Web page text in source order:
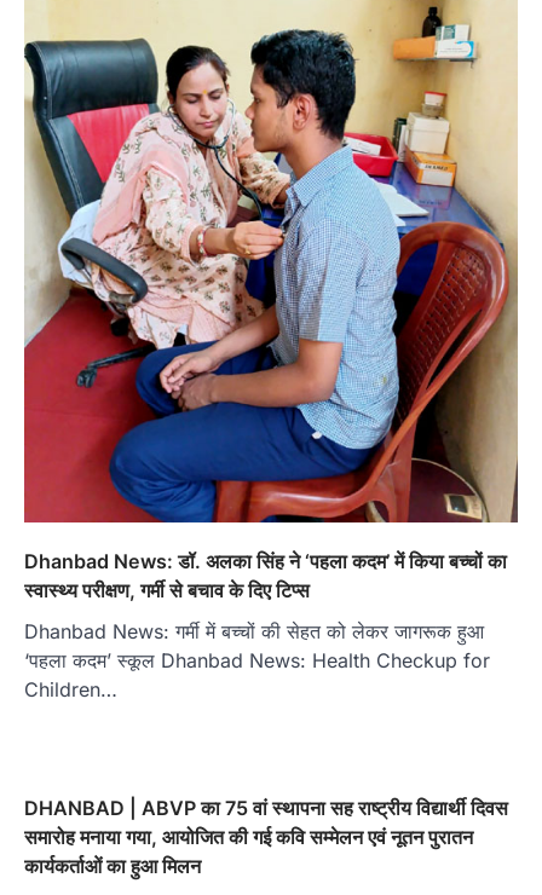
Dhanbad News: डॉ. अलका सिंह ने ‘पहला कदम’ में किया बच्चों का
स्वास्थ्य परीक्षण, गर्मी से बचाव के दिए टिप्स
Dhanbad News: गर्मी में बच्चों की सेहत को लेकर जागरूक हुआ
‘पहला कदम’ स्कूल Dhanbad News: Health Checkup for
Children…
DHANBAD | ABVP का 75 वां स्थापना सह राष्ट्रीय विद्यार्थी दिवस
समारोह मनाया गया, आयोजित की गई कवि सम्मेलन एवं नूतन पुरातन
कार्यकर्ताओं का हुआ मिलन